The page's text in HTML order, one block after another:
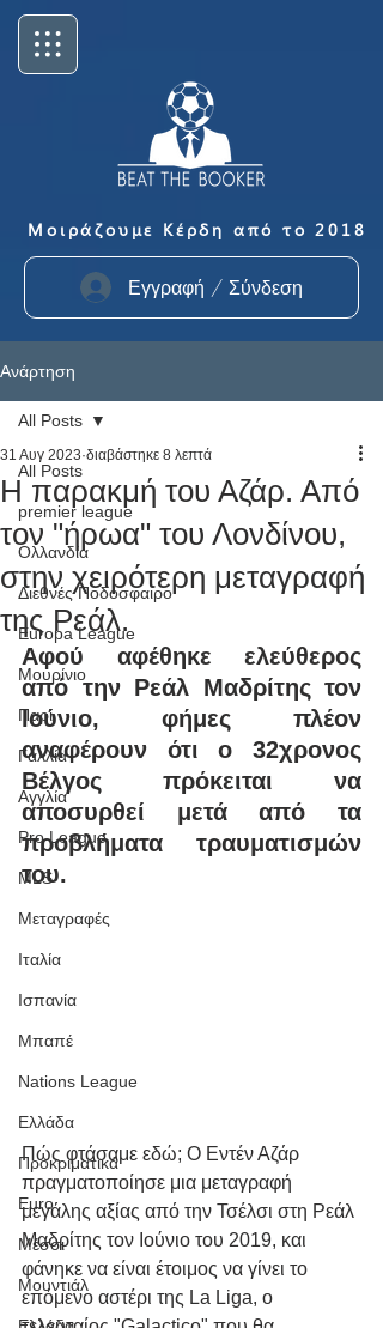
Μοιράζουμε Κέρδη από το 2018
Εγγραφή / Σύνδεση
Ανάρτηση
All Posts
premier league
Ολλανδία
Διεθνές Ποδόσφαιρο
Europa League
Μουρίνιο
Παρί
Γαλλία
Αγγλία
Pro League
MLS
Μεταγραφές
Ιταλία
Ισπανία
Μπαπέ
Nations League
Ελλάδα
Προκριματικά
Euro
Μέσσι
Μουντιάλ
All Posts
Η παρακμή του Αζάρ. Από
τον "ήρωα" του Λονδίνου,
στην χειρότερη μεταγραφή
της Ρεάλ.
31 Αυγ 2023 διαβάστηκε 8 λεπτά
Αφού αφέθηκε ελεύθερος
από την Ρεάλ Μαδρίτης τον
Ιούνιο, φήμες πλέον
αναφέρουν ότι ο 32χρονος
Βέλγος πρόκειται να
αποσυρθεί μετά από τα
προβλήματα τραυματισμών
του.
Πώς φτάσαμε εδώ; Ο Εντέν Αζάρ
πραγματοποίησε μια μεταγραφή
μεγάλης αξίας από την Τσέλσι στη Ρεάλ
Μαδρίτης τον Ιούνιο του 2019, και
φάνηκε να είναι έτοιμος να γίνει το
επόμενο αστέρι της La Liga, ο